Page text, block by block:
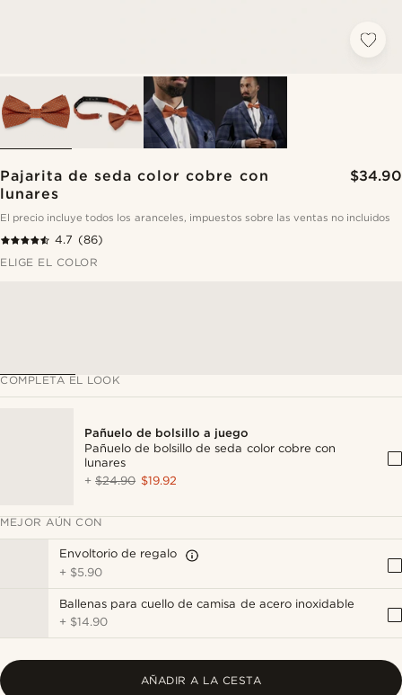
Pajarita de seda color cobre con
lunares
$34.90
El precio incluye todos los aranceles, impuestos sobre las ventas no incluidos
4.7 (86)
ELIGE EL COLOR
COMPLETA EL LOOK
Pañuelo de bolsillo a juego
Pañuelo de bolsillo de seda color cobre con
lunares
+$24.90 $19.92
MEJOR AÚN CON
Envoltorio de regalo
+ $5.90
Ballenas para cuello de camisa de acero inoxidable
+ $14.90
AÑADIR A LA CESTA